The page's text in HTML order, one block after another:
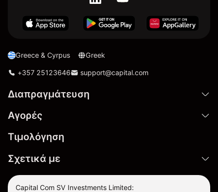
Greece & Cyrpus Greek
+357 25123646 support@capital.com
Διαπραγμάτευση
Αγορές
Τιμολόγηση
Σχετικά με
Capital Com SV Investments Limited: